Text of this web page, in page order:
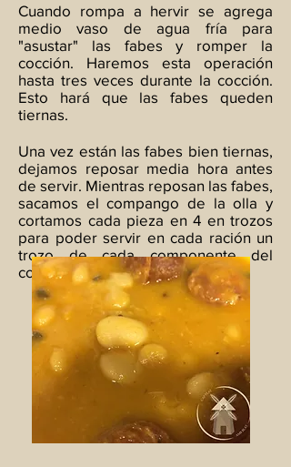
Cuando rompa a hervir se agrega
medio vaso de agua fría para
"asustar" las fabes y romper la
cocción. Haremos esta operación
hasta tres veces durante la cocción.
Esto hará que las fabes queden
tiernas.
Una vez están las fabes bien tiernas,
dejamos reposar media hora antes
de servir. Mientras reposan las fabes,
sacamos el compango de la olla y
cortamos cada pieza en 4 en trozos
para poder servir en cada ración un
trozo de cada componente del
compango.